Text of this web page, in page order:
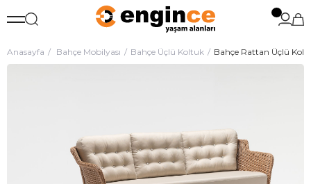
Anasayfa Bahçe Mobilyası Bahçe Üçlü Koltuk Bahçe Rattan Üçlü